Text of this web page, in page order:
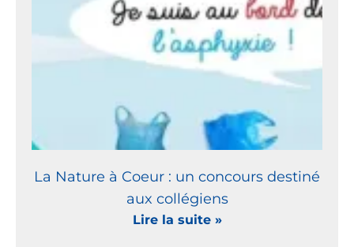
La Nature à Coeur : un concours destiné
aux collégiens
Lire la suite »